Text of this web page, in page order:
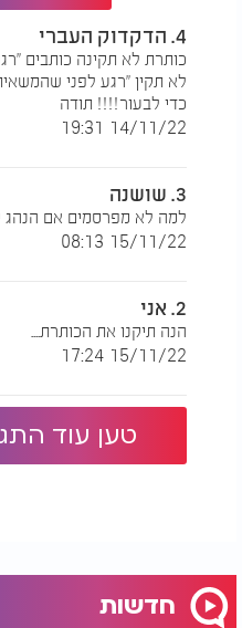
4. הדקדוק העברי
כותרת לא תקינה כותבים
לא תקין ’’רגע לפני
כדי לבעור!!!! תודה
14/11/22 19:31
3. שושנה
למה לא מפרסמים אם הנהג
15/11/22 08:13
2. אני
הנה תיקנו את הכותרת....
15/11/22 17:24
טען עוד
חדשות